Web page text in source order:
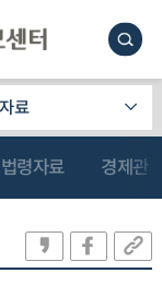
료
법령자료 경제관